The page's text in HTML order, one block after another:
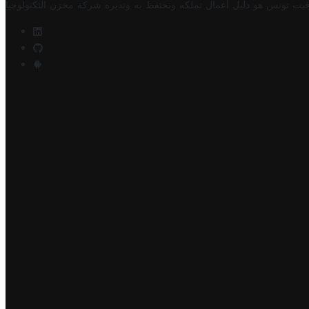
تونس هو دليل أعمال تملكه وتحتفظ به وتديره شركة مخزن التكنولوجيا